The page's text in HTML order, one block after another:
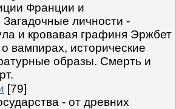
Франции и
личности -
и кровавая графиня Эржбет
вампирах, исторические
образы. Смерть и
[79]
- от древних